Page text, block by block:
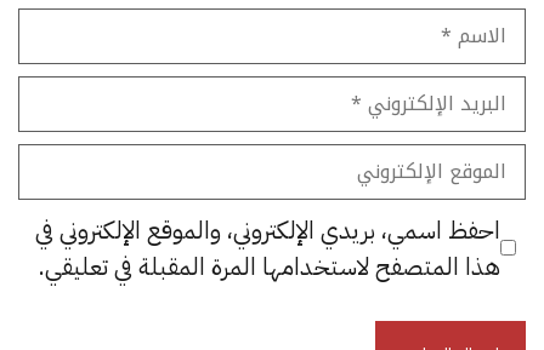
الاسم
البريد
الإلكتروني
الموقع
الإلكتروني
احفظ اسمي، بريدي الإلكتروني، والموقع الإلكتروني في
هذا المتصفح لاستخدامها المرة المقبلة في تعليقي.